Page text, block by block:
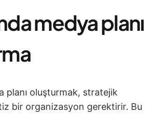
medya planı
planı oluşturmak, stratejik
bir organizasyon gerektirir. Bu